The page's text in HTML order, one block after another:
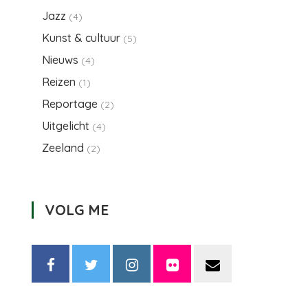
Jazz (4)
Kunst & cultuur (5)
Nieuws (4)
Reizen (1)
Reportage (2)
Uitgelicht (4)
Zeeland (2)
VOLG ME